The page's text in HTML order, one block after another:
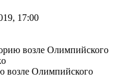
17:00
возле Олимпийского